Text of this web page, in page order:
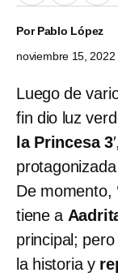
PorPablo López
noviembre 15,
Luego de
fin dio luz
la Princesa 3
De momento,
tiene a
principal;
la historia y